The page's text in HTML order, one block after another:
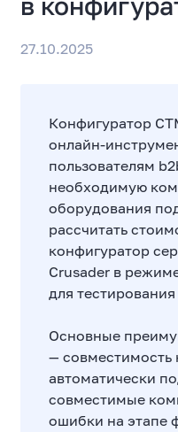
27.10.2025
Конфигуратор
онлайн-
пользователям
необходимую
оборудования
рассчитать
конфигуратор
Crusader в
для
Основные
— совместимость
автоматически
совместимые
ошибки на этапе